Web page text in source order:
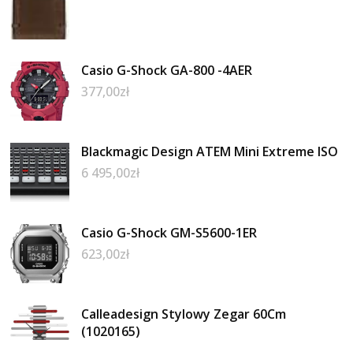
Casio G-Shock GA-800 -4AER
377,00zł
Blackmagic Design ATEM Mini Extreme ISO
6 495,00zł
Casio G-Shock GM-S5600-1ER
623,00zł
Calleadesign Stylowy Zegar 60Cm
(1020165)